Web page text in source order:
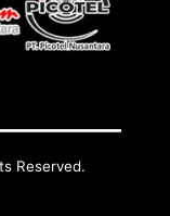
Reserved.